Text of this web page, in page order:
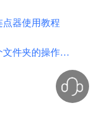
器使用教程
​鼠标宏的创建与自定义：新建10个文件夹的操作指南